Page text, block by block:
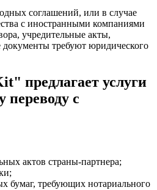
соглашений, или в случае
с иностранными компаниями
учредительные акты,
требуют юридического
предлагает услуги
переводу с
актов страны-партнера;
бумаг, требующих нотариального